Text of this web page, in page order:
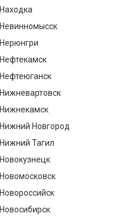
Находка
Невинномысск
Нерюнгри
Нефтекамск
Нефтеюганск
Нижневартовск
Нижнекамск
Нижний Новгород
Нижний Тагил
Новокузнецк
Новомосковск
Новороссийск
Новосибирск